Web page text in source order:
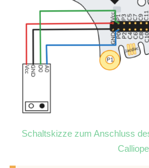
Schaltskizze zum Anschluss